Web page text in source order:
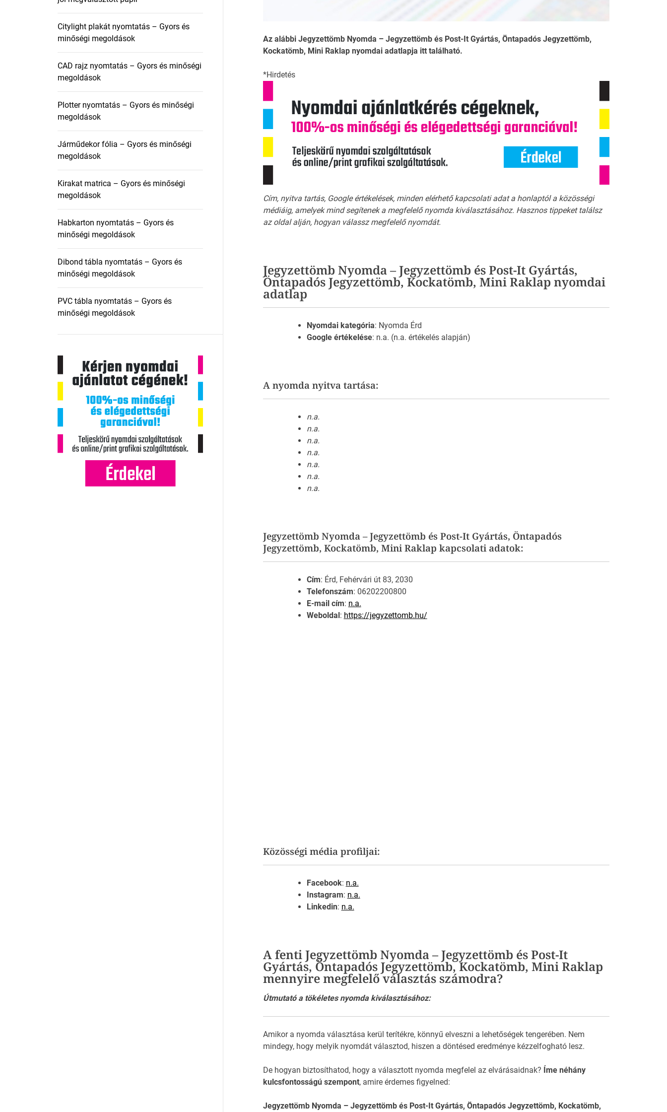
Az alábbi Jegyzettömb Nyomda – Jegyzettömb és Post-It Gyártás, Öntapadós Jegyzettömb,
Kockatömb, Mini Raklap nyomdai adatlapja itt található.
*Hirdetés
Cím, nyitva tartás, Google értékelések, minden elérhető kapcsolati adat a honlaptól a közösségi
médiáig, amelyek mind segítenek a megfelelő nyomda kiválasztásához. Hasznos tippeket találsz
az oldal alján, hogyan válassz megfelelő nyomdát.
Jegyzettömb Nyomda – Jegyzettömb és Post-It Gyártás,
Öntapadós Jegyzettömb, Kockatömb, Mini Raklap nyomdai
adatlap
Nyomdai kategória: Nyomda Érd
Google értékelése: n.a. (n.a. értékelés alapján)
A nyomda nyitva tartása:
n.a.
n.a.
n.a.
n.a.
n.a.
n.a.
n.a.
Jegyzettömb Nyomda – Jegyzettömb és Post-It Gyártás, Öntapadós
Jegyzettömb, Kockatömb, Mini Raklap kapcsolati adatok:
Cím: Érd, Fehérvári út 83, 2030
Telefonszám: 06202200800
E-mail cím: n.a.
Weboldal: https://jegyzettomb.hu/
Közösségi média profiljai:
Facebook: n.a.
Instagram: n.a.
Linkedin: n.a.
A fenti Jegyzettömb Nyomda – Jegyzettömb és Post-It
Gyártás, Öntapadós Jegyzettömb, Kockatömb, Mini Raklap
mennyire megfelelő választás számodra?
Útmutató a tökéletes nyomda kiválasztásához:
Amikor a nyomda választása kerül terítékre, könnyű elveszni a lehetőségek tengerében. Nem
mindegy, hogy melyik nyomdát választod, hiszen a döntésed eredménye kézzelfogható lesz.
De hogyan biztosíthatod, hogy a választott nyomda megfelel az elvárásaidnak? Íme néhány
kulcsfontosságú szempont, amire érdemes figyelned:
Jegyzettömb Nyomda – Jegyzettömb és Post-It Gyártás, Öntapadós Jegyzettömb, Kockatömb,
Citylight plakát nyomtatás – Gyors és
minőségi megoldások
CAD rajz nyomtatás – Gyors és minőségi
megoldások
Plotter nyomtatás – Gyors és minőségi
megoldások
Járműdekor fólia – Gyors és minőségi
megoldások
Kirakat matrica – Gyors és minőségi
megoldások
Habkarton nyomtatás – Gyors és
minőségi megoldások
Dibond tábla nyomtatás – Gyors és
minőségi megoldások
PVC tábla nyomtatás – Gyors és
minőségi megoldások